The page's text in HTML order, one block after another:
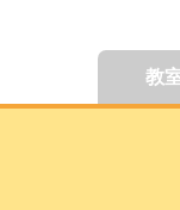
教